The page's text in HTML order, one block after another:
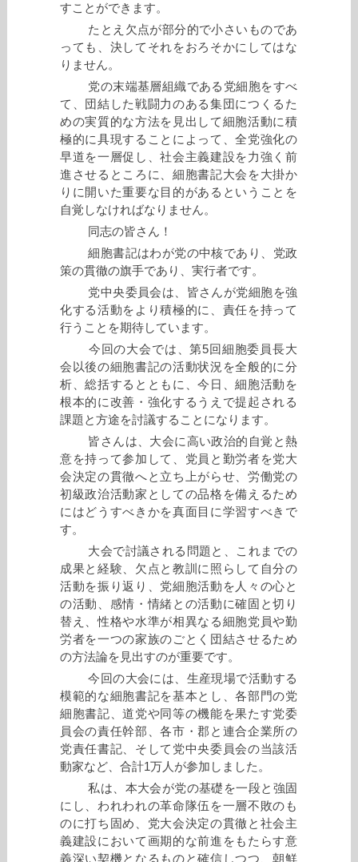
すことができます。
たとえ欠点が部分的で小さいものであ
っても、決してそれをおろそかにしてはな
りません。
党の末端基層組織である党細胞をすべ
て、団結した戦闘力のある集団につくるた
めの実質的な方法を見出して細胞活動に積
極的に具現することによって、全党強化の
早道を一層促し、社会主義建設を力強く前
進させるところに、細胞書記大会を大掛か
りに開いた重要な目的があるということを
自覚しなければなりません。
同志の皆さん！
細胞書記はわが党の中核であり、党政
策の貫徹の旗手であり、実行者です。
党中央委員会は、皆さんが党細胞を強
化する活動をより積極的に、責任を持って
行うことを期待しています。
今回の大会では、第5回細胞委員長大
会以後の細胞書記の活動状況を全般的に分
析、総括するとともに、今日、細胞活動を
根本的に改善・強化するうえで提起される
課題と方途を討議することになります。
皆さんは、大会に高い政治的自覚と熱
意を持って参加して、党員と勤労者を党大
会決定の貫徹へと立ち上がらせ、労働党の
初級政治活動家としての品格を備えるため
にはどうすべきかを真面目に学習すべきで
す。
大会で討議される問題と、これまでの
成果と経験、欠点と教訓に照らして自分の
活動を振り返り、党細胞活動を人々の心と
の活動、感情・情緒との活動に確固と切り
替え、性格や水準が相異なる細胞党員や勤
労者を一つの家族のごとく団結させるため
の方法論を見出すのが重要です。
今回の大会には、生産現場で活動する
模範的な細胞書記を基本とし、各部門の党
細胞書記、道党や同等の機能を果たす党委
員会の責任幹部、各市・郡と連合企業所の
党責任書記、そして党中央委員会の当該活
動家など、合計1万人が参加しました。
私は、本大会が党の基礎を一段と強固
にし、われわれの革命隊伍を一層不敗のも
のに打ち固め、党大会決定の貫徹と社会主
義建設において画期的な前進をもたらす意
義深い契機となるものと確信しつつ、朝鮮